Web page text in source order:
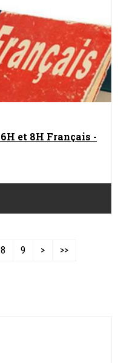
et 8H Français -
8 9 > >>